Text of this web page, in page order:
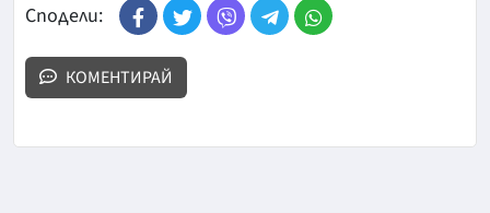
Сподели:
КОМЕНТИРАЙ